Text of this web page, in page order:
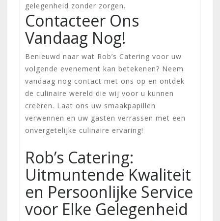
gelegenheid zonder zorgen.
Contacteer Ons
Vandaag Nog!
Benieuwd naar wat Rob’s Catering voor uw
volgende evenement kan betekenen? Neem
vandaag nog contact met ons op en ontdek
de culinaire wereld die wij voor u kunnen
creëren. Laat ons uw smaakpapillen
verwennen en uw gasten verrassen met een
onvergetelijke culinaire ervaring!
Rob’s Catering:
Uitmuntende Kwaliteit
en Persoonlijke Service
voor Elke Gelegenheid